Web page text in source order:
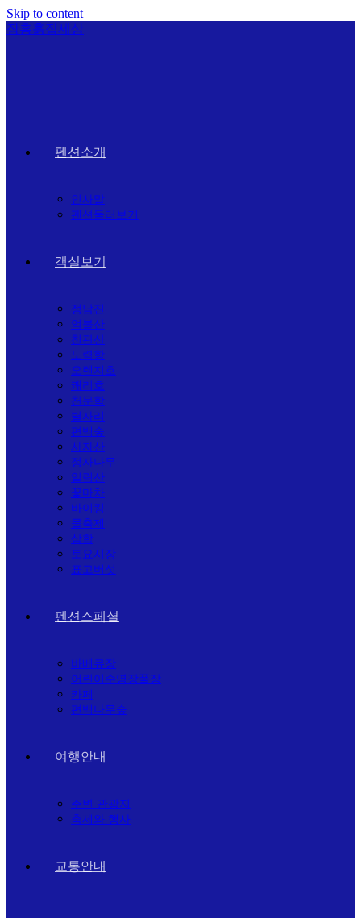
Skip to content
장흥흙집세상
펜션소개
인사말
펜션둘러보기
객실보기
정남진
억불산
천관산
노력항
오렌지호
쾌리호
천문학
별자리
편백숲
사자산
정자나무
일림산
꽃마차
바이킹
물축제
삼합
토요시장
표고버섯
펜션스페셜
바베큐장
어린이수영장풀장
카페
편백나무숲
여행안내
주변 관광지
축제와 행사
교통안내